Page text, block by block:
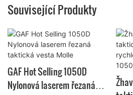
Související Produkty
GAF Hot Selling 1050D
Nylonová laserem řezaná